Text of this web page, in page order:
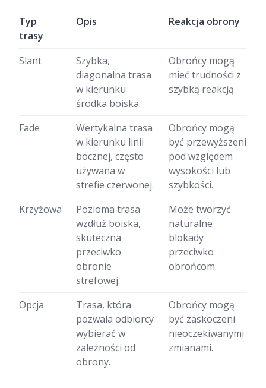
Typ
trasy
Opis Reakcja obrony
Slant
Szybka,
diagonalna trasa
w kierunku
środka boiska.
Obrońcy mogą
mieć trudności z
szybką reakcją.
Fade
Wertykalna trasa
w kierunku linii
bocznej, często
używana w
strefie czerwonej.
Obrońcy mogą
być przewyższeni
pod względem
wysokości lub
szybkości.
Krzyżowa
Pozioma trasa
wzdłuż boiska,
skuteczna
przeciwko
obronie
strefowej.
Może tworzyć
naturalne
blokady
przeciwko
obrońcom.
Opcja
Trasa, która
pozwala odbiorcy
wybierać w
zależności od
obrony.
Obrońcy mogą
być zaskoczeni
nieoczekiwanymi
zmianami.